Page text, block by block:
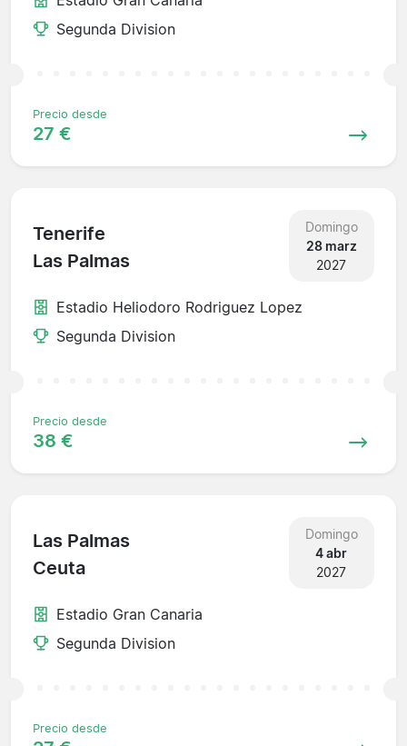
Segunda Division
Precio desde
27 €
Tenerife
Las Palmas
Domingo
28 marz
2027
Estadio Heliodoro Rodriguez Lopez
Segunda Division
Precio desde
38 €
Las Palmas
Ceuta
Domingo
4 abr
2027
Estadio Gran Canaria
Segunda Division
Precio desde